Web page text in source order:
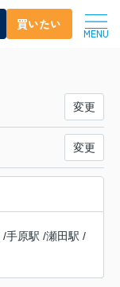
買いたい
MENU
変更
変更
/手原駅 /瀬田駅 /